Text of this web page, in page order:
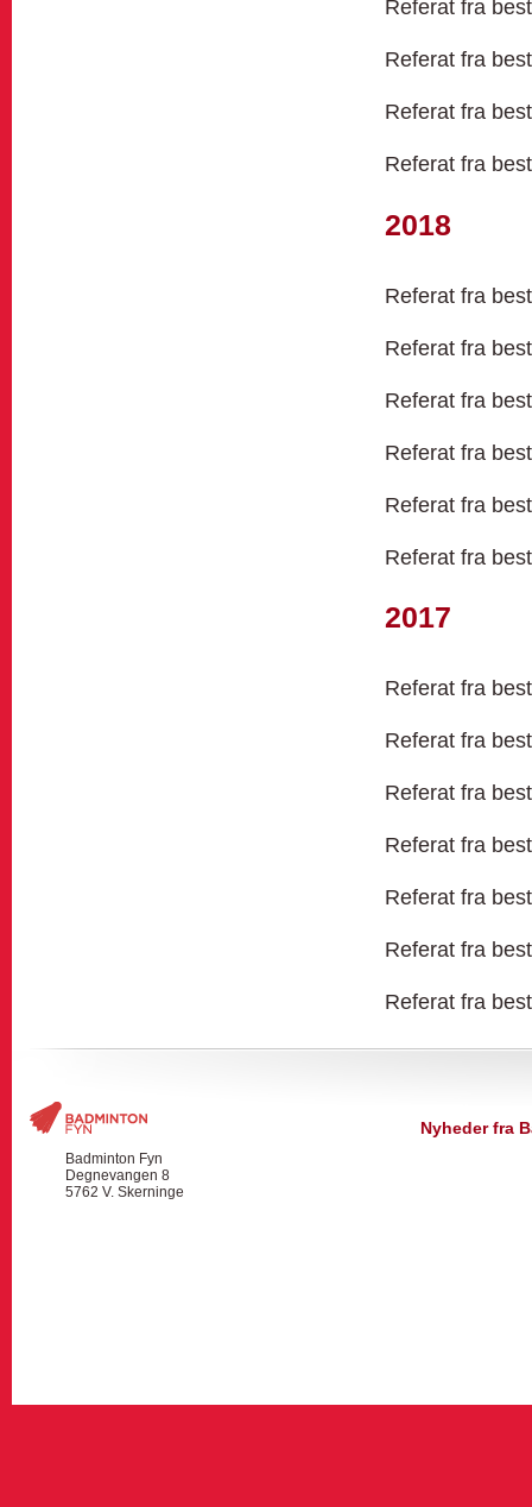
Referat fra
Referat fra
Referat fra
Referat fra
2018
Referat fra
Referat fra
Referat fra
Referat fra
Referat fra
Referat fra
2017
Referat fra
Referat fra
Referat fra
Referat fra
Referat fra
Referat fra
Referat fra
Badminton Fyn
Degnevangen 8
5762 V. Skerninge
Nyheder fra